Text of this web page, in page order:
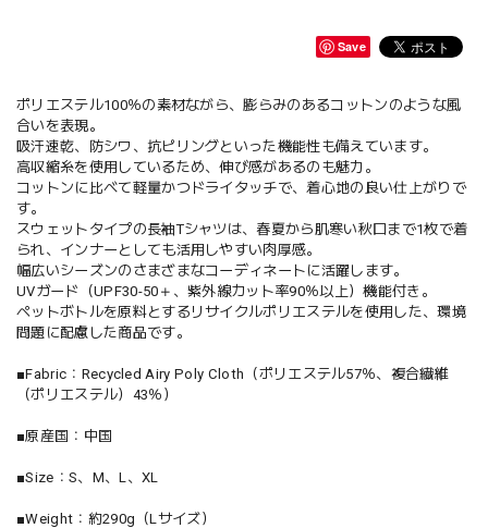
Save
ポリエステル100％の素材ながら、膨らみのあるコットンのような風
合いを表現。
吸汗速乾、防シワ、抗ピリングといった機能性も備えています。
高収縮糸を使用しているため、伸び感があるのも魅力。
コットンに比べて軽量かつドライタッチで、着心地の良い仕上がりで
す。
スウェットタイプの長袖Tシャツは、春夏から肌寒い秋口まで1枚で着
られ、インナーとしても活用しやすい肉厚感。
幅広いシーズンのさまざまなコーディネートに活躍します。
UVガード（UPF30-50＋、紫外線カット率90％以上）機能付き。
ペットボトルを原料とするリサイクルポリエステルを使用した、環境
問題に配慮した商品です。
■Fabric：Recycled Airy Poly Cloth（ポリエステル57％、複合繊維
（ポリエステル）43％）
■原産国：中国
■Size：S、M、L、XL
■Weight：約290g（Lサイズ）